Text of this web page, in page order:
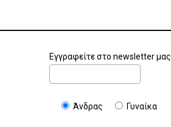
Εγγραφείτε στο newsletter μας
Άνδρας Γυναίκα